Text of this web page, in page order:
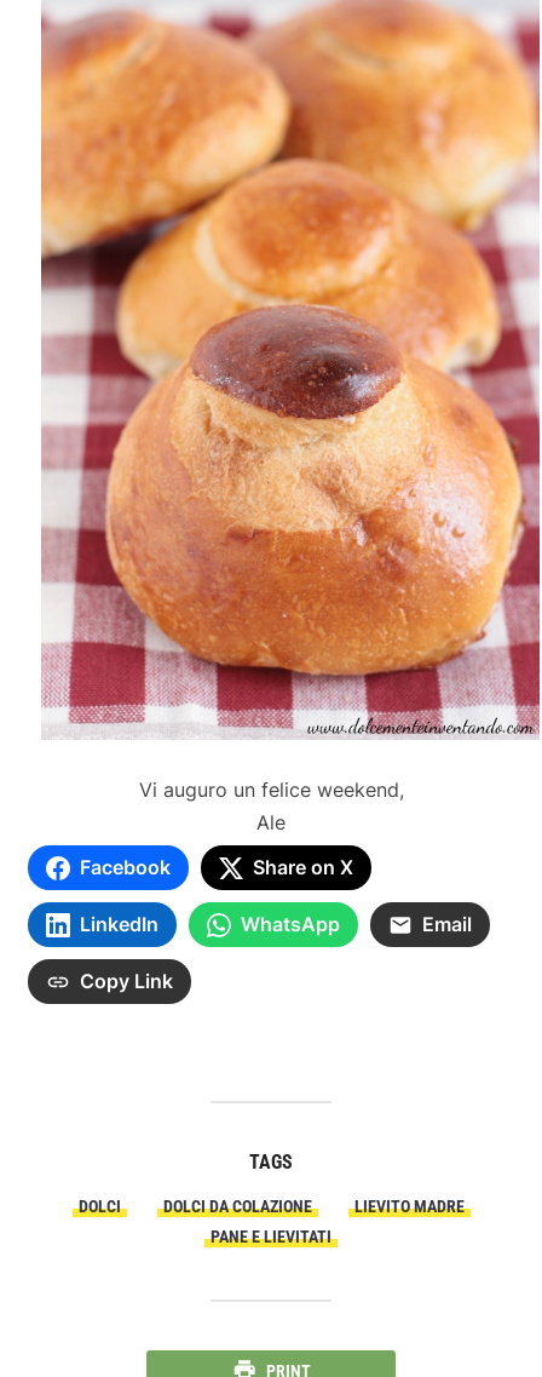
Vi auguro un felice weekend,
Ale
Facebook
Share on X
LinkedIn WhatsApp Email
Copy Link
TAGS
DOLCI DOLCI DA COLAZIONE
LIEVITO MADRE
PANE E LIEVITATI
PRINT